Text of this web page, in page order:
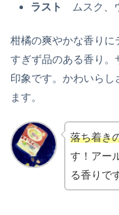
ラスト
ムスク、
柑橘の爽やかな香り
すぎず品のある香り。
印象です。かわいら
ます。
落ち着き
す！アー
る香りで